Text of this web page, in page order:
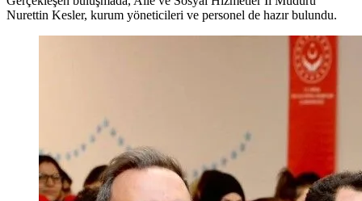
Nurettin Kesler, kurum yöneticileri ve personel de hazır bulundu.